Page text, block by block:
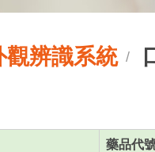
觀辨識系統/
藥品代